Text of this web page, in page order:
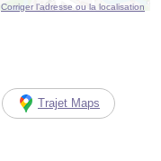
Corriger l’adresse ou la localisation
Trajet Maps